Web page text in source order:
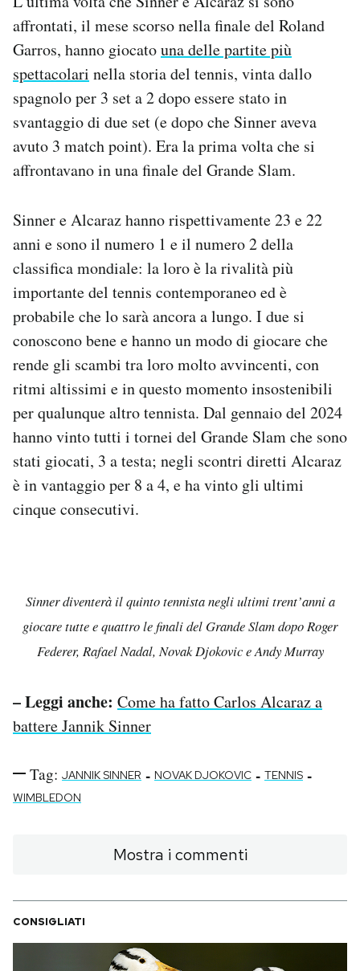
affrontati, il mese scorso nella finale del Roland
Garros, hanno giocatouna delle partite più
spettacolari nella storia del tennis, vinta dallo
spagnolo per 3 set a 2 dopo essere stato in
svantaggio di due set (e dopo che Sinner aveva
avuto 3 match point). Era la prima volta che si
affrontavano in una finale del Grande Slam.
Sinner e Alcaraz hanno rispettivamente 23 e 22
anni e sono il numero 1 e il numero 2 della
classifica mondiale: la loro è la rivalità più
importante del tennis contemporaneo ed è
probabile che lo sarà ancora a lungo. I due si
conoscono bene e hanno un modo di giocare che
rende gli scambi tra loro molto avvincenti, con
ritmi altissimi e in questo momento insostenibili
per qualunque altro tennista. Dal gennaio del 2024
hanno vinto tutti i tornei del Grande Slam che sono
stati giocati, 3 a testa; negli scontri diretti Alcaraz
è in vantaggio per 8 a 4, e ha vinto gli ultimi
cinque consecutivi.
Sinner diventerà il quinto tennista negli ultimi trent’anni a
giocare tutte e quattro le finali del Grande Slam dopo Roger
Federer, Rafael Nadal, Novak Djokovic e Andy Murray
– Leggi anche: Come ha fatto Carlos Alcaraz a
battere Jannik Sinner
Tag: JANNIK SINNER - NOVAK DJOKOVIC - TENNIS -
WIMBLEDON
Mostra i commenti
CONSIGLIATI